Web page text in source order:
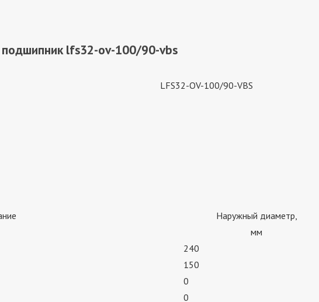
подшипник lfs32-ov-100/90-vbs
LFS32-OV-100/90-VBS
Наружный диаметр,
мм
240
150
0
0